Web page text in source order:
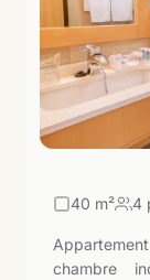
40 m² 4
chambre